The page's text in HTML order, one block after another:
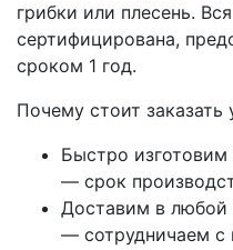
грибки или плесень.
сертифицирована,
сроком 1 год.
Почему стоит заказать
Быстро
— срок
Доставим в любой
— сотрудничаем с